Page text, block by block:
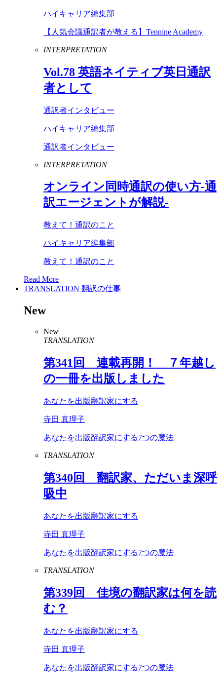
ハイキャリア編集部
【人気会議通訳者が教える】Tennine Academy
INTERPRETATION
Vol.78 英語ネイティブ英日通訳
者として
通訳者インタビュー
ハイキャリア編集部
通訳者インタビュー
INTERPRETATION
オンライン同時通訳の使い方-通
訳エージェントが解説-
教えて！通訳のこと
ハイキャリア編集部
教えて！通訳のこと
Read More
TRANSLATION 翻訳の仕事
New
New
TRANSLATION
第341 回 連載再開！ ７年越し
の一冊を出版しました
あなたを出版翻訳家にする
寺田 真理子
あなたを出版翻訳家にする7つの魔法
TRANSLATION
第340回 翻訳家、ただいま深呼
吸中
あなたを出版翻訳家にする
寺田 真理子
あなたを出版翻訳家にする7つの魔法
TRANSLATION
第339回 佳境の翻訳家は何を読
む？
あなたを出版翻訳家にする
寺田 真理子
あなたを出版翻訳家にする7つの魔法